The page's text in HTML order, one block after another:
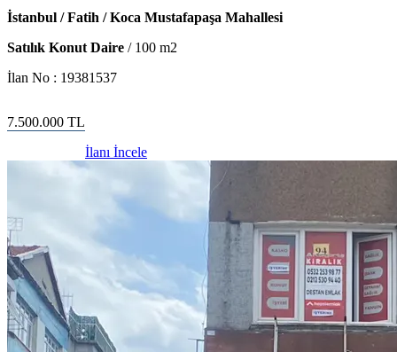
İstanbul / Fatih / Koca Mustafapaşa Mahallesi
Satılık Konut Daire / 100 m2
İlan No : 19381537
7.500.000 TL
İlanı İncele